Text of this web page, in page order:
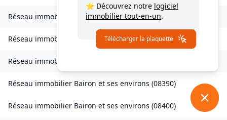
Réseau immobilier Chalandry-Elaire(08160)
Réseau immobilier Chardeny(08400)
Réseau immobilier
Réseau immobilier Bairon et ses environs (08390)
Réseau immobilier Bairon et ses environs (08400)
⭐ Découvrez notre logiciel
immobilier tout-en-un.
Télécharger la plaquette